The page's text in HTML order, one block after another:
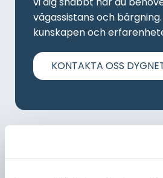
vägassistans och
kunskapen och
KONTAKTA OSS
Borlänge